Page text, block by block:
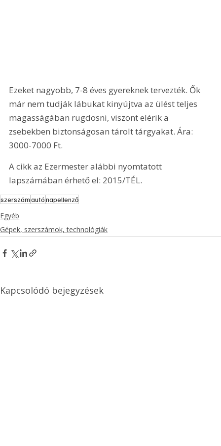
Ezeket nagyobb, 7-8 éves gyereknek tervezték. Ők
már nem tudják lábukat kinyújtva az ülést teljes
magasságában rugdosni, viszont elérik a
zsebekben biztonságosan tárolt tárgyakat. Ára:
3000-7000 Ft.
A cikk az Ezermester alábbi nyomtatott
lapszámában érhető el: 2015/TÉL.
szerszámautónapellenző
Egyéb
Gépek, szerszámok, technológiák
Kapcsolódó bejegyzések